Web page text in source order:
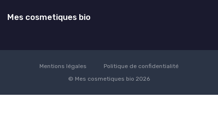
Mes cosmetiques bio
Mentions légales
Politique de confidentialité
© Mes cosmetiques bio 2026